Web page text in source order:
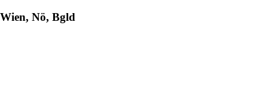
Wien, Nö, Bgld